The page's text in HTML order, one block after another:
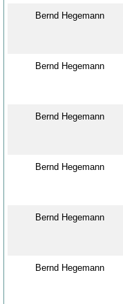
Bernd Hegemann
Bernd Hegemann
Bernd Hegemann
Bernd Hegemann
Bernd Hegemann
Bernd Hegemann